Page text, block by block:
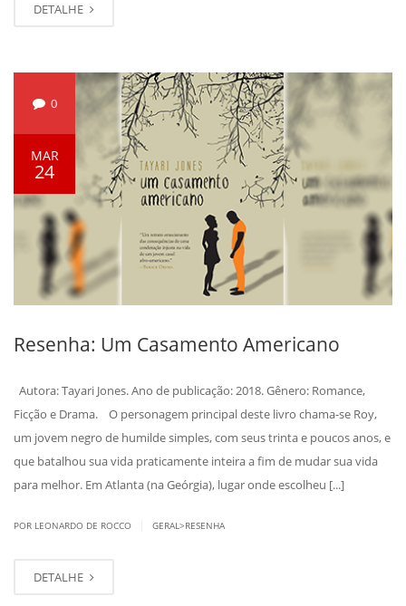
DETALHE
0
MAR
24
Resenha: Um Casamento Americano
Autora: Tayari Jones. Ano de publicação: 2018. Gênero: Romance,
Ficção e Drama. O personagem principal deste livro chama-se Roy,
um jovem negro de humilde simples, com seus trinta e poucos anos, e
que batalhou sua vida praticamente inteira a fim de mudar sua vida
para melhor. Em Atlanta (na Geórgia), lugar onde escolheu [...]
POR LEONARDO DE ROCCO GERAL>RESENHA
DETALHE